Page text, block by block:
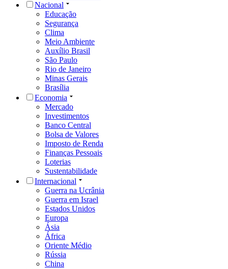
Nacional
Educação
Segurança
Clima
Meio Ambiente
Auxílio Brasil
São Paulo
Rio de Janeiro
Minas Gerais
Brasília
Economia
Mercado
Investimentos
Banco Central
Bolsa de Valores
Imposto de Renda
Finanças Pessoais
Loterias
Sustentabilidade
Internacional
Guerra na Ucrânia
Guerra em Israel
Estados Unidos
Europa
Ásia
África
Oriente Médio
Rússia
China